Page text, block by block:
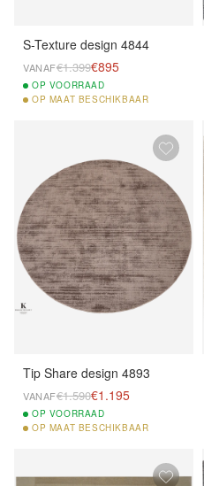
S-Texture design 4844
VANAF€1.399€895
OP VOORRAAD
OP MAAT BESCHIKBAAR
Tip Share design 4893
VANAF€1.590€1.195
OP VOORRAAD
OP MAAT BESCHIKBAAR